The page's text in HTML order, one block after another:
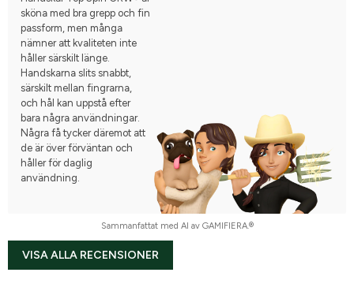
sköna med bra grepp och fin
passform, men många
nämner att kvaliteten inte
håller särskilt länge.
Handskarna slits snabbt,
särskilt mellan fingrarna,
och hål kan uppstå efter
bara några användningar.
Några få tycker däremot att
de är över förväntan och
håller för daglig
användning.
Sammanfattat med AI av GAMIFIERA.®
VISA ALLA RECENSIONER